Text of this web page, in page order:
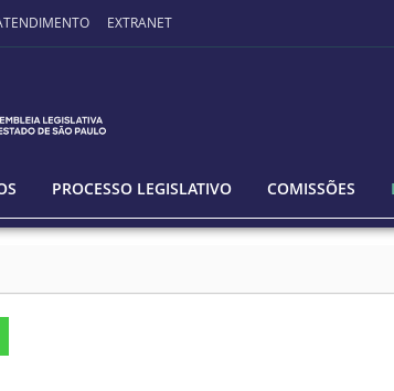
EXTRANET
PROCESSO LEGISLATIVO COMISSÕES